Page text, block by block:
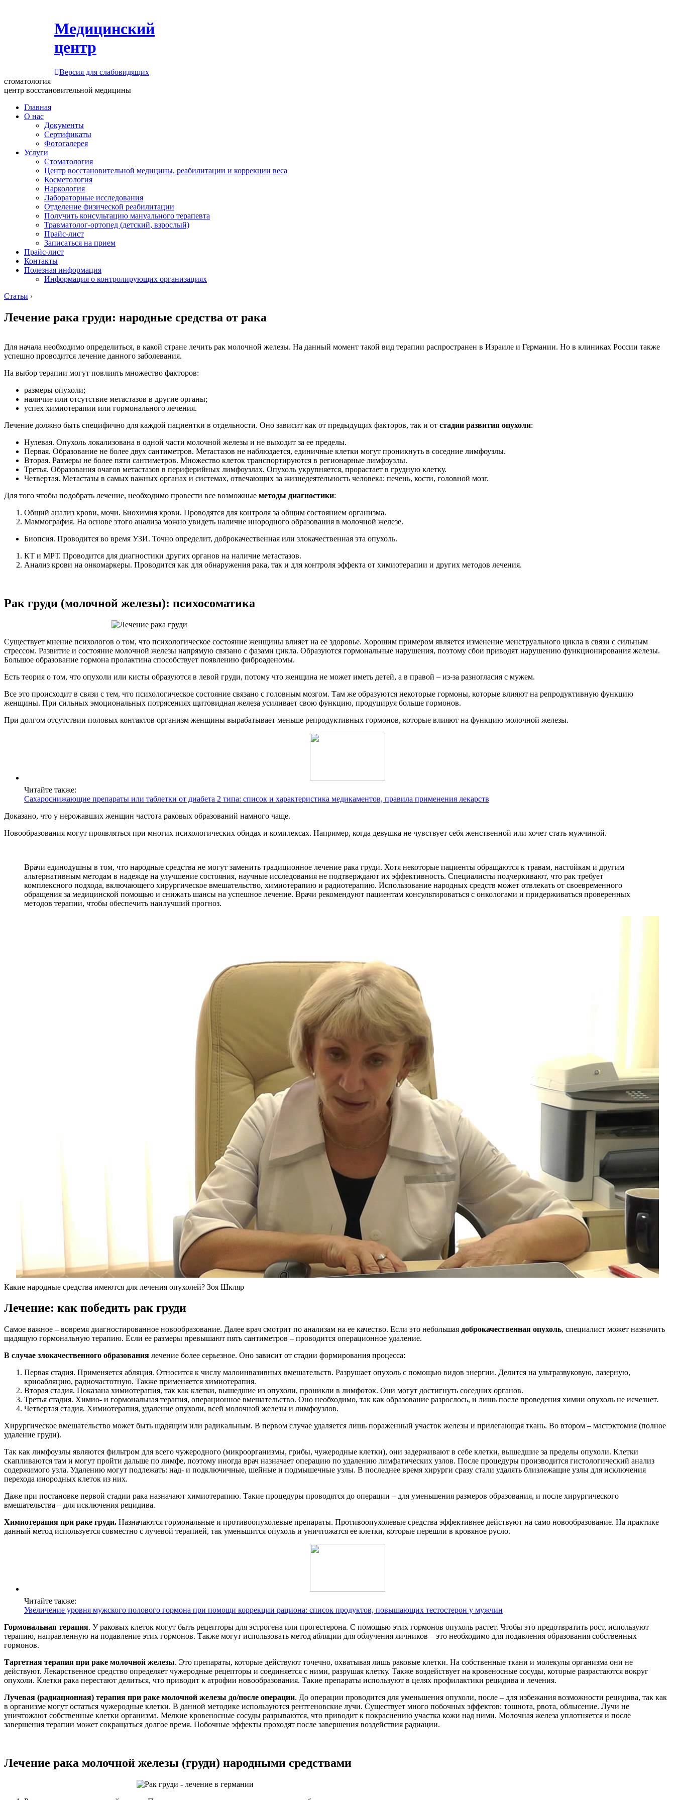
Медицинский
центр
Версия для слабовидящих
стоматология
центр восстановительной медицины
Главная
О нас
Документы
Сертификаты
Фотогалерея
Услуги
Стоматология
Центр восстановительной медицины, реабилитации и коррекции веса
Косметология
Наркология
Лабораторные исследования
Отделение физической реабилитации
Получить консультацию мануального терапевта
Травматолог-ортопед (детский, взрослый)
Прайс-лист
Записаться на прием
Прайс-лист
Контакты
Полезная информация
Информация о контролирующих организациях
Статьи ›
Лечение рака груди: народные средства от рака
Для начала необходимо определиться, в какой стране лечить рак молочной железы. На данный момент такой вид терапии распространен в Израиле и Германии. Но в клиниках России также
успешно проводится лечение данного заболевания.
На выбор терапии могут повлиять множество факторов:
размеры опухоли;
наличие или отсутствие метастазов в другие органы;
успех химиотерапии или гормонального лечения.
Лечение должно быть специфично для каждой пациентки в отдельности. Оно зависит как от предыдущих факторов, так и от стадии развития опухоли:
Нулевая. Опухоль локализована в одной части молочной железы и не выходит за ее пределы.
Первая. Образование не более двух сантиметров. Метастазов не наблюдается, единичные клетки могут проникнуть в соседние лимфоузлы.
Вторая. Размеры не более пяти сантиметров. Множество клеток транспортируются в регионарные лимфоузлы.
Третья. Образования очагов метастазов в периферийных лимфоузлах. Опухоль укрупняется, прорастает в грудную клетку.
Четвертая. Метастазы в самых важных органах и системах, отвечающих за жизнедеятельность человека: печень, кости, головной мозг.
Для того чтобы подобрать лечение, необходимо провести все возможные методы диагностики:
Общий анализ крови, мочи. Биохимия крови. Проводятся для контроля за общим состоянием организма.
Маммография. На основе этого анализа можно увидеть наличие инородного образования в молочной железе.
Биопсия. Проводится во время УЗИ. Точно определит, доброкачественная или злокачественная эта опухоль.
КТ и МРТ. Проводится для диагностики других органов на наличие метастазов.
Анализ крови на онкомаркеры. Проводится как для обнаружения рака, так и для контроля эффекта от химиотерапии и других методов лечения.
Рак груди (молочной железы): психосоматика
Существует мнение психологов о том, что психологическое состояние женщины влияет на ее здоровье. Хорошим примером является изменение менструального цикла в связи с сильным
стрессом. Развитие и состояние молочной железы напрямую связано с фазами цикла. Образуются гормональные нарушения, поэтому сбои приводят нарушению функционирования железы.
Большое образование гормона пролактина способствует появлению фиброаденомы.
Есть теория о том, что опухоли или кисты образуются в левой груди, потому что женщина не может иметь детей, а в правой – из-за разногласия с мужем.
Все это происходит в связи с тем, что психологическое состояние связано с головным мозгом. Там же образуются некоторые гормоны, которые влияют на репродуктивную функцию
женщины. При сильных эмоциональных потрясениях щитовидная железа усиливает свою функцию, продуцируя больше гормонов.
При долгом отсутствии половых контактов организм женщины вырабатывает меньше репродуктивных гормонов, которые влияют на функцию молочной железы.
Читайте также:
Сахароснижающие препараты или таблетки от диабета 2 типа: список и характеристика медикаментов, правила применения лекарств
Доказано, что у нерожавших женщин частота раковых образований намного чаще.
Новообразования могут проявляться при многих психологических обидах и комплексах. Например, когда девушка не чувствует себя женственной или хочет стать мужчиной.
Врачи единодушны в том, что народные средства не могут заменить традиционное лечение рака груди. Хотя некоторые пациенты обращаются к травам, настойкам и другим
альтернативным методам в надежде на улучшение состояния, научные исследования не подтверждают их эффективность. Специалисты подчеркивают, что рак требует
комплексного подхода, включающего хирургическое вмешательство, химиотерапию и радиотерапию. Использование народных средств может отвлекать от своевременного
обращения за медицинской помощью и снижать шансы на успешное лечение. Врачи рекомендуют пациентам консультироваться с онкологами и придерживаться проверенных
методов терапии, чтобы обеспечить наилучший прогноз.
Какие народные средства имеются для лечения опухолей? Зоя Шкляр
Лечение: как победить рак груди
Самое важное – вовремя диагностированное новообразование. Далее врач смотрит по анализам на ее качество. Если это небольшая доброкачественная опухоль, специалист может назначить
щадящую гормональную терапию. Если ее размеры превышают пять сантиметров – проводится операционное удаление.
В случае злокачественного образования лечение более серьезное. Оно зависит от стадии формирования процесса:
Первая стадия. Применяется абляция. Относится к числу малоинвазивных вмешательств. Разрушает опухоль с помощью видов энергии. Делится на ультразвуковую, лазерную,
криоабляцию, радиочастотную. Также применяется химиотерапия.
Вторая стадия. Показана химиотерапия, так как клетки, вышедшие из опухоли, проникли в лимфоток. Они могут достигнуть соседних органов.
Третья стадия. Химио- и гормональная терапия, операционное вмешательство. Оно необходимо, так как образование разрослось, и лишь после проведения химии опухоль не исчезнет.
Четвертая стадия. Химиотерапия, удаление опухоли, всей молочной железы и лимфоузлов.
Хирургическое вмешательство может быть щадящим или радикальным. В первом случае удаляется лишь пораженный участок железы и прилегающая ткань. Во втором – мастэктомия (полное
удаление груди).
Так как лимфоузлы являются фильтром для всего чужеродного (микроорганизмы, грибы, чужеродные клетки), они задерживают в себе клетки, вышедшие за пределы опухоли. Клетки
скапливаются там и могут пройти дальше по лимфе, поэтому иногда врач назначает операцию по удалению лимфатических узлов. После процедуры производится гистологический анализ
содержимого узла. Удалению могут подлежать: над- и подключичные, шейные и подмышечные узлы. В последнее время хирурги сразу стали удалять близлежащие узлы для исключения
перехода инородных клеток из них.
Даже при постановке первой стадии рака назначают химиотерапию. Такие процедуры проводятся до операции – для уменьшения размеров образования, и после хирургического
вмешательства – для исключения рецидива.
Химиотерапия при раке груди. Назначаются гормональные и противоопухолевые препараты. Противоопухолевые средства эффективнее действуют на само новообразование. На практике
данный метод используется совместно с лучевой терапией, так уменьшится опухоль и уничтожатся ее клетки, которые перешли в кровяное русло.
Читайте также:
Увеличение уровня мужского полового гормона при помощи коррекции рациона: список продуктов, повышающих тестостерон у мужчин
Гормональная терапия. У раковых клеток могут быть рецепторы для эстрогена или прогестерона. С помощью этих гормонов опухоль растет. Чтобы это предотвратить рост, используют
терапию, направленную на подавление этих гормонов. Также могут использовать метод абляции для облучения яичников – это необходимо для подавления образования собственных
гормонов.
Таргетная терапия при раке молочной железы. Это препараты, которые действуют точечно, охватывая лишь раковые клетки. На собственные ткани и молекулы организма они не
действуют. Лекарственное средство определяет чужеродные рецепторы и соединяется с ними, разрушая клетку. Также воздействует на кровеносные сосуды, которые разрастаются вокруг
опухоли. Клетки рака перестают делиться, что приводит к атрофии новообразования. Такие препараты используют в целях профилактики рецидива и лечения.
Лучевая (радиационная) терапия при раке молочной железы до/после операции. До операции проводится для уменьшения опухоли, после – для избежания возможности рецидива, так как
в организме могут остаться чужеродные клетки. В данной методике используются рентгеновские лучи. Существует много побочных эффектов: тошнота, рвота, облысение. Лучи не
уничтожают собственные клетки организма. Мелкие кровеносные сосуды разрываются, что приводит к покраснению участка кожи над ними. Молочная железа уплотняется и после
завершения терапии может сокращаться долгое время. Побочные эффекты проходят после завершения воздействия радиации.
Лечение рака молочной железы (груди) народными средствами